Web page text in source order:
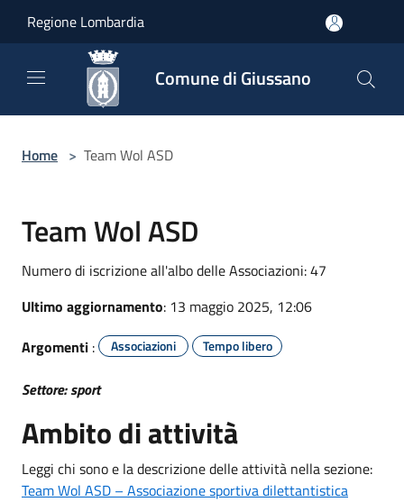
Regione Lombardia
Comune di Giussano
Home > Team Wol ASD
Team Wol ASD
Numero di iscrizione all'albo delle Associazioni: 47
Ultimo aggiornamento: 13 maggio 2025, 12:06
Argomenti : Associazioni Tempo libero
Settore: sport
Ambito di attività
Leggi chi sono e la descrizione delle attività nella sezione:
Team Wol ASD – Associazione sportiva dilettantistica